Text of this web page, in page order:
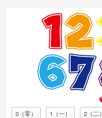
0（零） 1（一） 2（二）